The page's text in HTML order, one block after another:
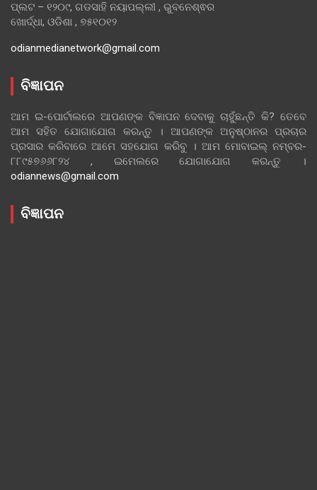
ପ୍ଲଟ – ୧୨୦୯, ଗଡସାହି ନୟାପଲ୍ଲୀ , ଭୁବନେଶ୍ଵର
ଖୋର୍ଦ୍ଧା, ଓଡିଶା , ୭୫୧୦୧୨
odianmedianetwork@gmail.com
ବିଜ୍ଞାପନ
ଆମ ଇ-ପୋର୍ଟାଲରେ ଆପଣଙ୍କ ବିଜ୍ଞାପନ ଦେବାକୁ ଚାହୁଁଛନ୍ତି କି? ତେବେ
ଆମ ସହିତ ଯୋଗାଯୋଗ କରନ୍ତୁ । ଆପଣଙ୍କ ଅନୁଷ୍ଠାନର ପ୍ରଚାର
ପ୍ରସାର କରିବାରେ ଆମେ ସହଯୋଗ କରିବୁ । ଆମ ମୋବାଇଲ୍ ନମ୍ବର-
୮୮୯୫୭୬୬୮୨୪ , ଇମେଲରେ ଯୋଗାଯୋଗ କରନ୍ତୁ ।
odiannews@gmail.com
ବିଜ୍ଞାପନ